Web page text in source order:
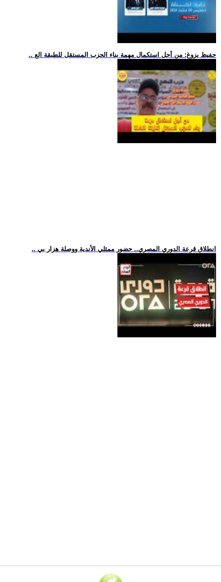
.. حفيظ يزوغ: من أجل استكمال مهمة بناء الحزب المستقل للطبقة الع
.. انطلاق قرعة الدوري المصري.. حضور ممثلي الأندية ووصلة هزار بي